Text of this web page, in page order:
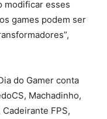
modificar esses
games podem ser
do Gamer conta
Machadinho,
FPS,